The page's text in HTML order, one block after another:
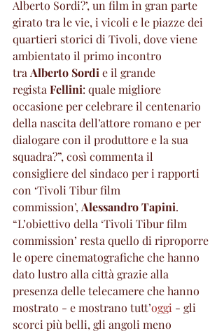
Alberto Sordi?’, un film in gran parte
girato tra le vie, i vicoli e le piazze dei
quartieri storici di Tivoli, dove viene
ambientato il primo incontro
tra Alberto Sordi e il grande
regista Fellini: quale migliore
occasione per celebrare il centenario
della nascita dell’attore romano e per
dialogare con il produttore e la sua
squadra?”, così commenta il
consigliere del sindaco per i rapporti
con ‘Tivoli Tibur film
commission’, Alessandro Tapini.
“L’obiettivo della ‘Tivoli Tibur film
commission’ resta quello di riproporre
le opere cinematografiche che hanno
dato lustro alla città grazie alla
presenza delle telecamere che hanno
mostrato - e mostrano tutt’oggi - gli
scorci più belli, gli angoli meno